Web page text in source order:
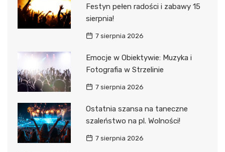
Festyn pełen radości i zabawy 15
sierpnia!
7 sierpnia 2026
Emocje w Obiektywie: Muzyka i
Fotografia w Strzelinie
7 sierpnia 2026
Ostatnia szansa na taneczne
szaleństwo na pl. Wolności!
7 sierpnia 2026